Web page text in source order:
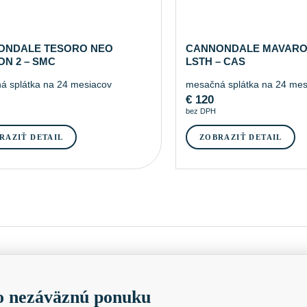
TESORO NEO
2 – SMC
splátka na 24 mesiacov
DETAIL
CANNONDALE
LSTH – CAS
mesačná splátka na 24
€ 120
bez DPH
ZOBRAZIŤ DETAIL
ponuku